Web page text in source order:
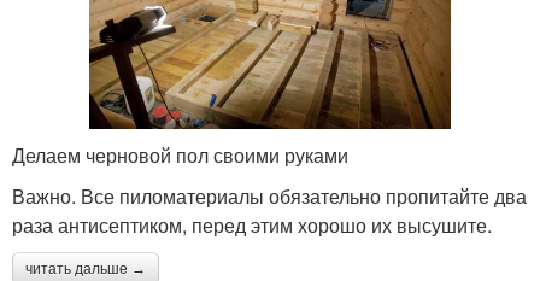
Делаем черновой пол своими руками
Важно. Все пиломатериалы обязательно пропитайте два
раза антисептиком, перед этим хорошо их высушите.
читать дальше →